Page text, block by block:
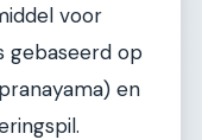
voor
gebaseerd op
en